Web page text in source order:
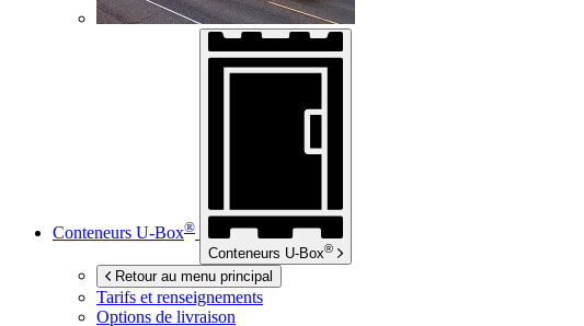
Conteneurs U-Box®
Conteneurs U-Box®
Retour au menu principal
Tarifs et renseignements
Options de livraison